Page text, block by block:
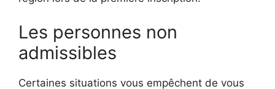
Les personnes non
admissibles
Certaines situations vous empêchent de vous